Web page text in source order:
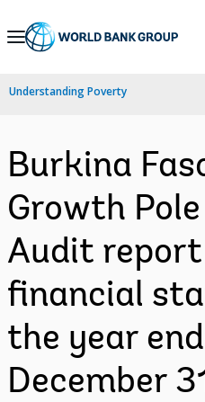
Skip
Navigation
Understanding Poverty
Burkina
Growth
Audit
financial
the year
December